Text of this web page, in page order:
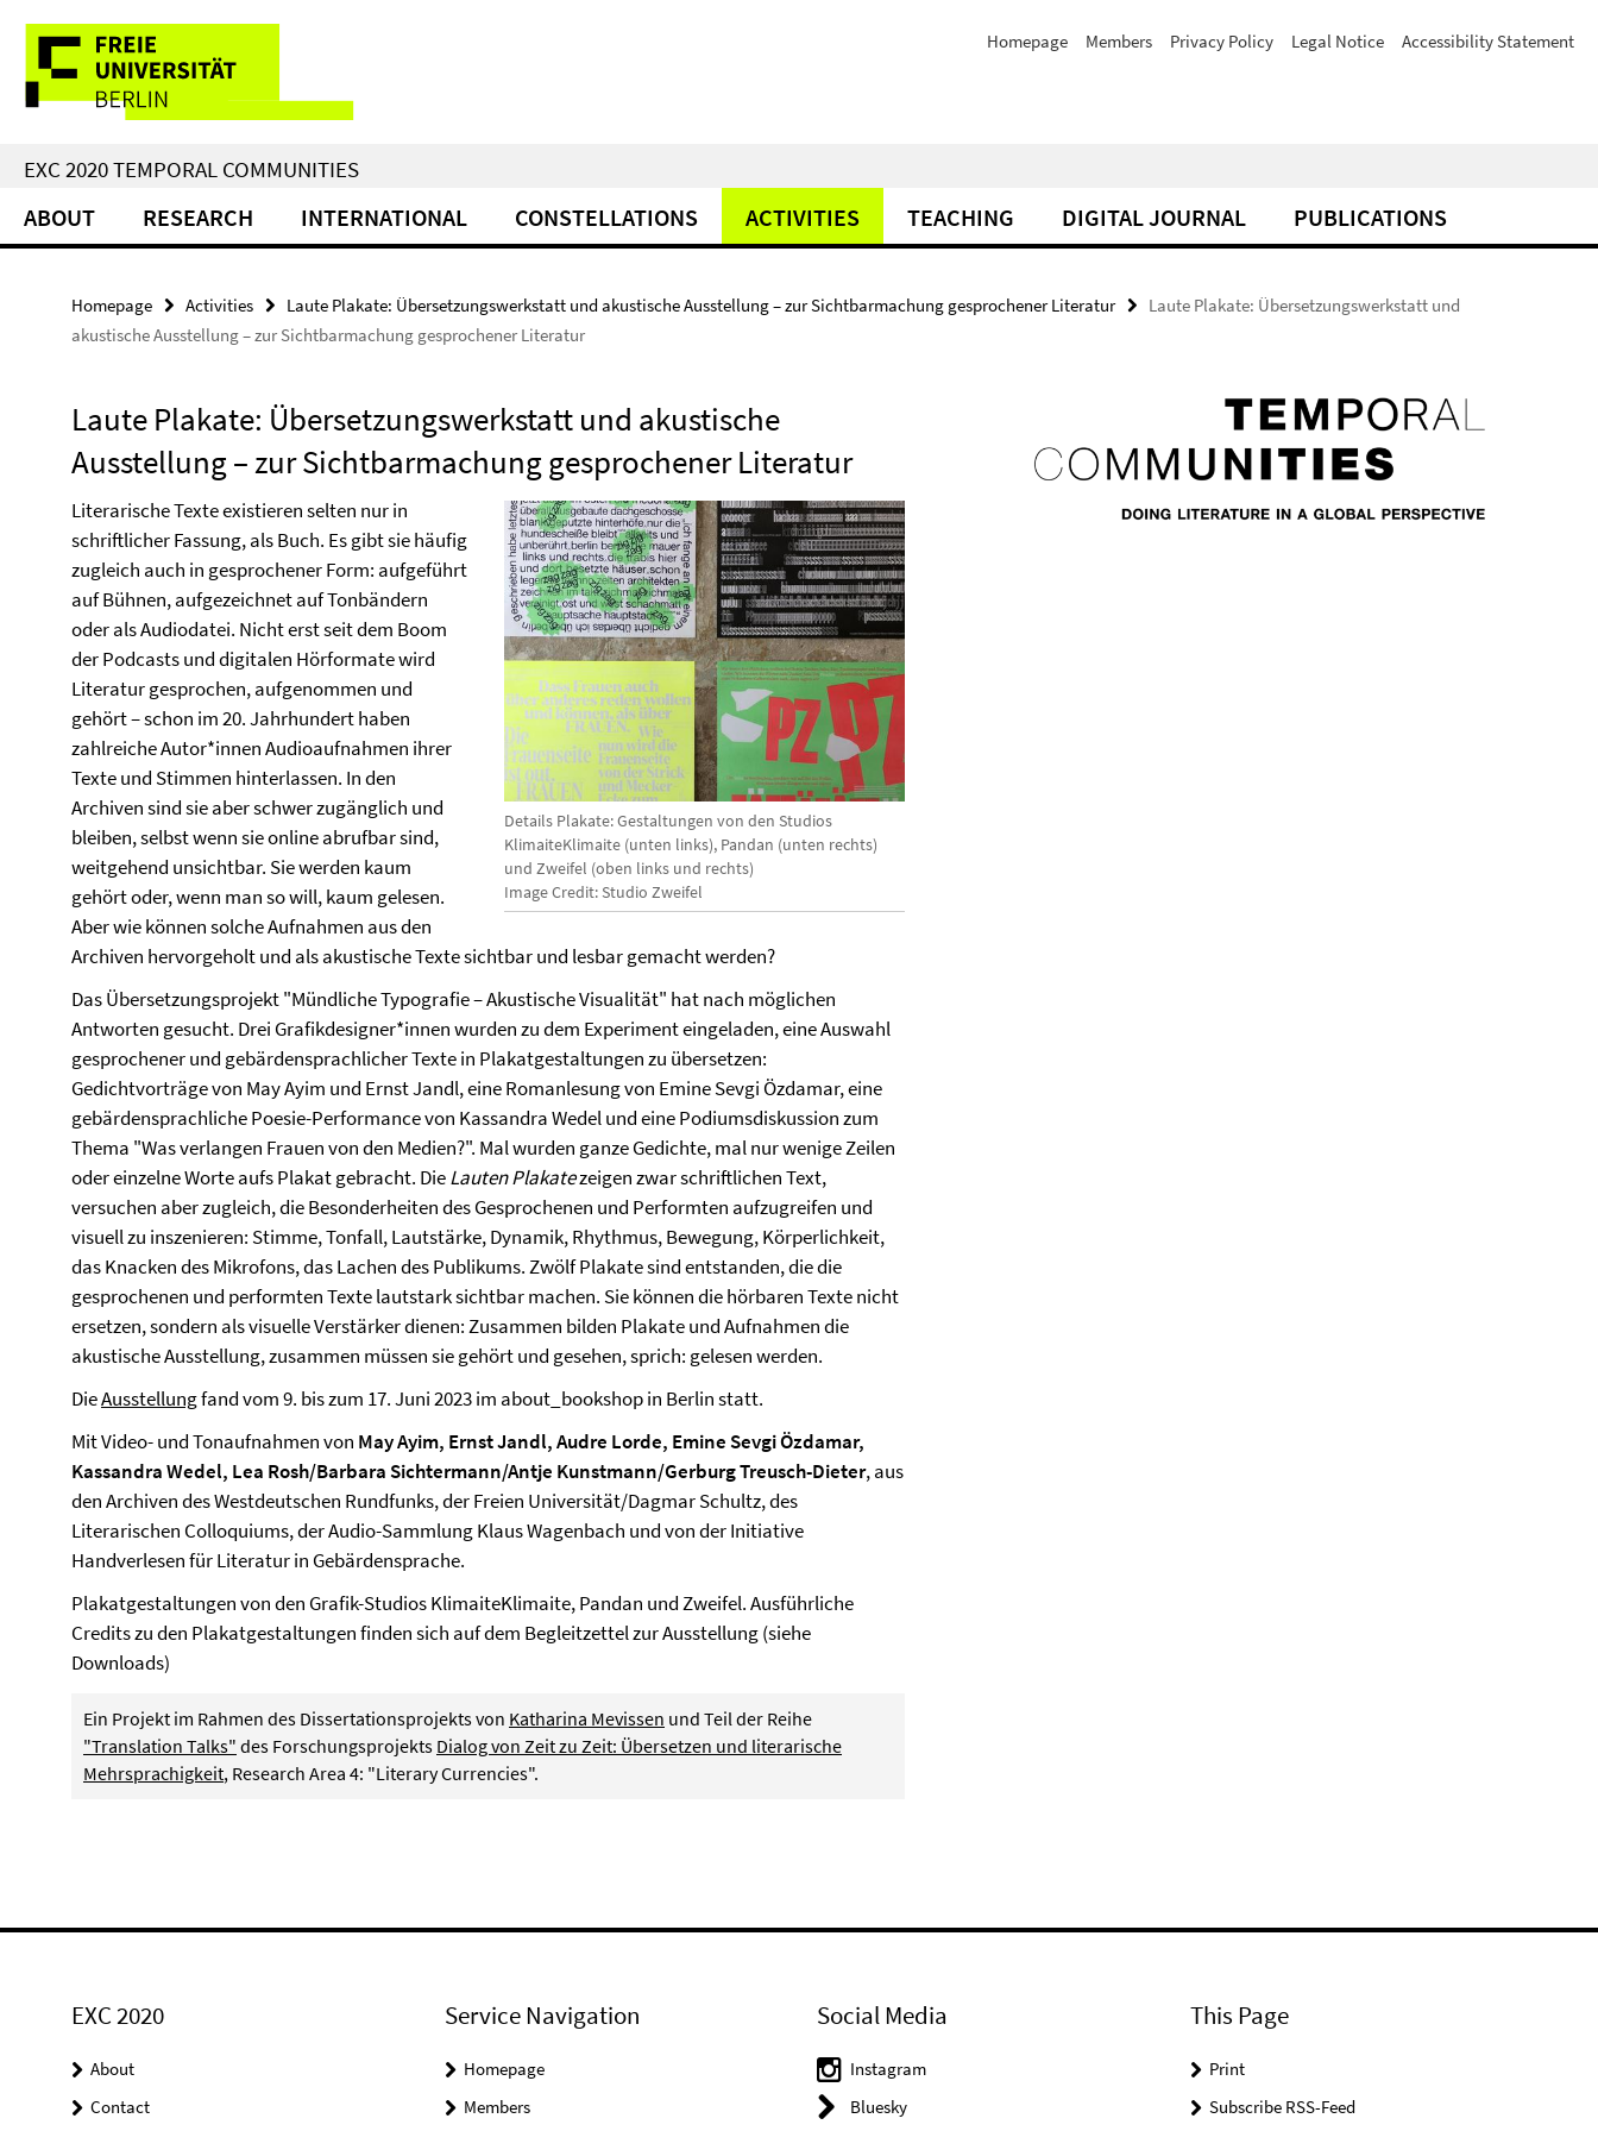
direkt
Inhalt
Service
Navigation
Homepage Members Privacy Policy Legal Notice Accessibility Statement
EXC 2020 TEMPORAL COMMUNITIES
ABOUT RESEARCH INTERNATIONAL CONSTELLATIONS ACTIVITIES TEACHING DIGITAL JOURNAL PUBLICATIONS
Homepage Activities Laute Plakate: Übersetzungswerkstatt und akustische Ausstellung – zur Sichtbarmachung gesprochener Literatur
Laute Plakate: Übersetzungswerkstatt und
akustische Ausstellung – zur Sichtbarmachung gesprochener Literatur
Laute Plakate: Übersetzungswerkstatt und akustische
Ausstellung – zur Sichtbarmachung gesprochener Literatur
Details Plakate: Gestaltungen von den Studios
KlimaiteKlimaite (unten links), Pandan (unten rechts)
und Zweifel (oben links und rechts)
Image Credit: Studio Zweifel
Literarische Texte existieren selten nur in
schriftlicher Fassung, als Buch. Es gibt sie häufig
zugleich auch in gesprochener Form: aufgeführt
auf Bühnen, aufgezeichnet auf Tonbändern
oder als Audiodatei. Nicht erst seit dem Boom
der Podcasts und digitalen Hörformate wird
Literatur gesprochen, aufgenommen und
gehört – schon im 20. Jahrhundert haben
zahlreiche Autor*innen Audioaufnahmen ihrer
Texte und Stimmen hinterlassen. In den
Archiven sind sie aber schwer zugänglich und
bleiben, selbst wenn sie online abrufbar sind,
weitgehend unsichtbar. Sie werden kaum
gehört oder, wenn man so will, kaum gelesen.
Aber wie können solche Aufnahmen aus den
Archiven hervorgeholt und als akustische Texte sichtbar und lesbar gemacht werden?
Das Übersetzungsprojekt "Mündliche Typografie – Akustische Visualität" hat nach möglichen
Antworten gesucht. Drei Grafikdesigner*innen wurden zu dem Experiment eingeladen, eine Auswahl
gesprochener und gebärdensprachlicher Texte in Plakatgestaltungen zu übersetzen:
Gedichtvorträge von May Ayim und Ernst Jandl, eine Romanlesung von Emine Sevgi Özdamar, eine
gebärdensprachliche Poesie-Performance von Kassandra Wedel und eine Podiumsdiskussion zum
Thema "Was verlangen Frauen von den Medien?". Mal wurden ganze Gedichte, mal nur wenige Zeilen
oder einzelne Worte aufs Plakat gebracht. DieLauten Plakatezeigen zwar schriftlichen Text,
versuchen aber zugleich, die Besonderheiten des Gesprochenen und Performten aufzugreifen und
visuell zu inszenieren: Stimme, Tonfall, Lautstärke, Dynamik, Rhythmus, Bewegung, Körperlichkeit,
das Knacken des Mikrofons, das Lachen des Publikums. Zwölf Plakate sind entstanden, die die
gesprochenen und performten Texte lautstark sichtbar machen. Sie können die hörbaren Texte nicht
ersetzen, sondern als visuelle Verstärker dienen: Zusammen bilden Plakate und Aufnahmen die
akustische Ausstellung, zusammen müssen sie gehört und gesehen, sprich: gelesen werden.
DieAusstellungfand vom 9. bis zum 17. Juni 2023 im about_bookshop in Berlin statt.
Mit Video- und Tonaufnahmen von May Ayim, Ernst Jandl, Audre Lorde, Emine Sevgi Özdamar,
Kassandra Wedel, Lea Rosh/Barbara Sichtermann/Antje Kunstmann/Gerburg Treusch-Dieter, aus
den Archiven des Westdeutschen Rundfunks, der Freien Universität/Dagmar Schultz, des
Literarischen Colloquiums, der Audio-Sammlung Klaus Wagenbach und von der Initiative
Handverlesen für Literatur in Gebärdensprache.
Plakatgestaltungen von den Grafik-Studios KlimaiteKlimaite, Pandan und Zweifel. Ausführliche
Credits zu den Plakatgestaltungen finden sich auf dem Begleitzettel zur Ausstellung (siehe
Downloads)
Ein Projekt im Rahmen des Dissertationsprojekts von Katharina Mevissen und Teil der Reihe
"Translation Talks" des Forschungsprojekts Dialog von Zeit zu Zeit: Übersetzen und literarische
Mehrsprachigkeit, Research Area 4: "Literary Currencies".
EXC 2020
About
Contact
Service Navigation
Homepage
Members
Social Media
Instagram
Bluesky
This Page
Print
Subscribe RSS-Feed